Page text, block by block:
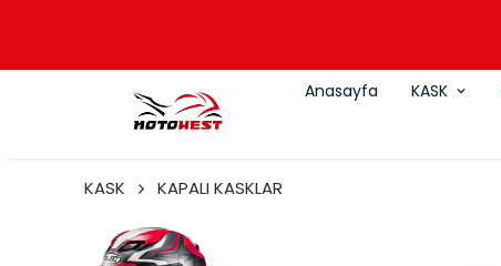
Anasayfa KASK
KASK KAPALI KASKLAR